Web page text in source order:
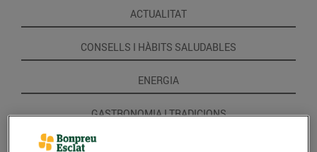
ACTUALITAT
CONSELLS I HÀBITS SALUDABLES
ENERGIA
GASTRONOMIA I TRADICIONS